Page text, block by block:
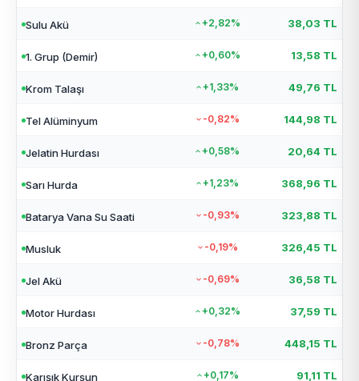
Sulu Akü +2,82% 38,03 TL
1. Grup (Demir) +0,60% 13,58 TL
Krom Talaşı +1,33% 49,76 TL
Tel Alüminyum -0,82% 144,98 TL
Jelatin Hurdası +0,58% 20,64 TL
Sarı Hurda +1,23% 368,96 TL
Batarya Vana Su Saati -0,93% 323,88 TL
Musluk -0,19% 326,45 TL
Jel Akü -0,69% 36,58 TL
Motor Hurdası +0,32% 37,59 TL
Bronz Parça -0,78% 448,15 TL
Karışık Kurşun +0,17% 91,11 TL